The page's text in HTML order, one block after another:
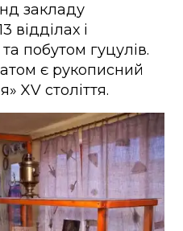
закладу
відділах і
побутом гуцулів.
є рукописний
XV століття.